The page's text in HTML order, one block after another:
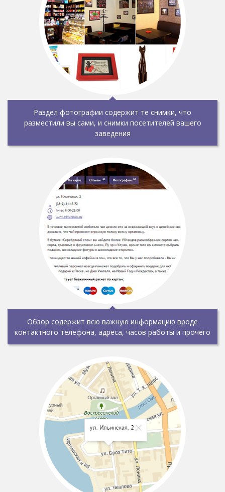
Раздел фотографии содержит те снимки, что
разместили вы сами, и снимки посетителей вашего
заведения
Обзор содержит всю важную информацию вроде
контактного телефона, адреса, часов работы и прочего